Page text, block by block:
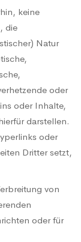
keine
die
Natur
oder
oder Inhalte,
darstellen.
oder
Dritter setzt,
von
oder für